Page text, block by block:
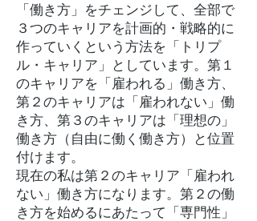
「働き方」をチェンジして、全部で
３つのキャリアを計画的・戦略的に
作っていくという方法を「トリプ
ル・キャリア」としています。第１
のキャリアを「雇われる」働き方、
第２のキャリアは「雇われない」働
き方、第３のキャリアは「理想の」
働き方（自由に働く働き方）と位置
付けます。
現在の私は第２のキャリア「雇われ
ない」働き方になります。第２の働
き方を始めるにあたって「専門性」